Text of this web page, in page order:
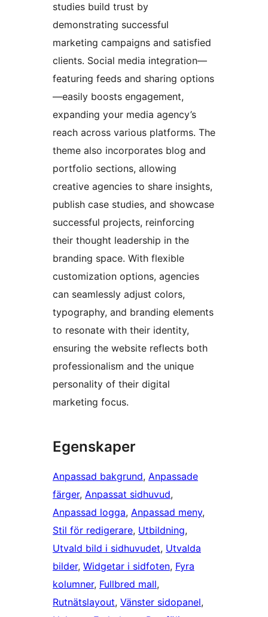
studies build trust by
demonstrating successful
marketing campaigns and satisfied
clients. Social media integration—
featuring feeds and sharing options
—easily boosts engagement,
expanding your media agency’s
reach across various platforms. The
theme also incorporates blog and
portfolio sections, allowing
creative agencies to share insights,
publish case studies, and showcase
successful projects, reinforcing
their thought leadership in the
branding space. With flexible
customization options, agencies
can seamlessly adjust colors,
typography, and branding elements
to resonate with their identity,
ensuring the website reflects both
professionalism and the unique
personality of their digital
marketing focus.
Egenskaper
Anpassad bakgrund, Anpassade
färger, Anpassat sidhuvud
Anpassad logga, Anpassad meny
Stil för redigerare, Utbildning
Utvald bild i sidhuvudet, Utvalda
bilder, Widgetar i sidfoten, Fyra
kolumner, Fullbred mall
Rutnätslayout, Vänster sidopanel